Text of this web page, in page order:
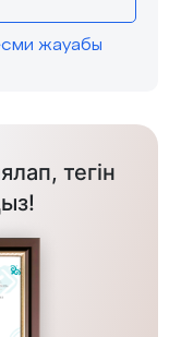
жауабы
тегін